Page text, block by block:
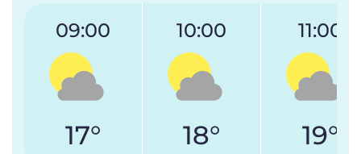
09:00
17°
10:00
18°
11:00
19°